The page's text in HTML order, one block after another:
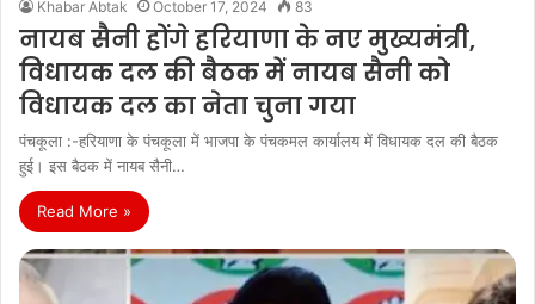
Khabar Abtak October 17, 2024 83
नायब सैनी होंगे हरियाणा के नए मुख्यमंत्री,
विधायक दल की बैठक में नायब सैनी को
विधायक दल का नेता चुना गया
पंचकूला :-हरियाणा के पंचकूला में भाजपा के पंचकमल कार्यालय में विधायक दल की बैठक
हुई। इस बैठक में नायब सैनी…
Read More »